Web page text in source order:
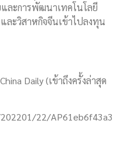
ละการพัฒนาเทคโนโลยี
ละวิสาหกิจจีนเข้าไปลงทุน
Daily (เข้าถึงครั้งล่าสุด
22/